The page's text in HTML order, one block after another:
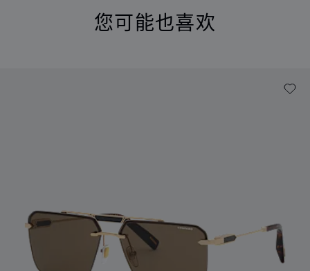
您可能也喜欢